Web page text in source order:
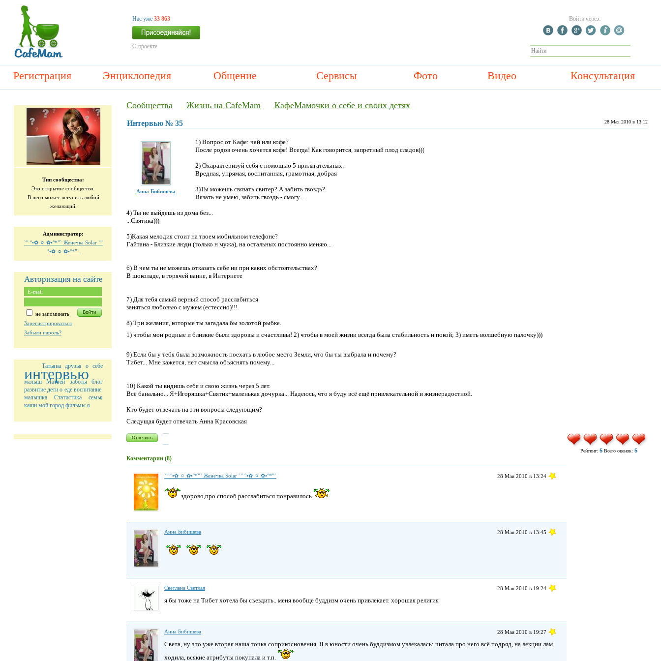
Нас уже 33 863
О проекте
Войти через:
Регистрация Энциклопедия Общение Сервисы Фото Видео Консультация
Тип сообщества:
Это открытое сообщество.
В него может вступить любой
желающий.
Администратор:
`” °•✿ ☼ ✿•°*”` Женечка Solar `”
°•✿ ☼ ✿•°*”`
Авторизация на сайте
не запоминать
Зарегистрироваться
Забыли пароль?
Татьяна друзья о себе
интервью
малыш Матвей заботы
блог
развитие дети о еде воспитание.
малышка
Статистика
семья
каши мой город фильмы я
Сообщества Жизнь на CafeMam КафеМамочки о себе и своих детях
Интервью № 35 28 Мая 2010 в 13:12
Анна Бибишева
1) Вопрос от Кафе: чай или кофе?
После родов очень хочется кофе! Всегда! Как говорится, запретный плод сладок(((
2) Охарактеризуй себя с помощью 5 прилагательных.
Вредная, упрямая, воспитанная, грамотная, добрая
3)Ты можешь связать свитер? А забить гвоздь?
Вязать не умею, забить гвоздь - смогу...
4) Ты не выйдешь из дома без...
...Святика)))
5)Какая мелодия стоит на твоем мобильном телефоне?
Гайтана - Близкие люди (только н мужа), на остальных постоянно меняю...
6) В чем ты не можешь отказать себе ни при каких обстоятельствах?
В шоколаде, в горячей ванне, в Интернете
7) Для тебя самый верный способ расслабиться
заняться любовью с мужем (естессно)!!!
8) Три желания, которые ты загадала бы золотой рыбке.
1) чтобы мои родные и близкие были здоровы и счастливы! 2) чтобы в моей жизни всегда была стабильность и покой; 3) иметь волшебную палочку)))
9) Если бы у тебя была возможность поехать в любое место Земли, что бы ты выбрала и почему?
Тибет... Мне кажется, нет смысла объяснять почему...
10) Какой ты видишь себя и свою жизнь через 5 лет.
Всё банально... Я+Игоряшка+Святик+маленькая дочурка... Надеюсь, что я буду всё ещё привлекательной и жизнерадостной.
Кто будет отвечать на эти вопросы следующим?
Следущая будет отвечать Анна Красовская
Рейтинг: 5Всего оценок: 5
Комментарии (8)
`” °•✿ ☼ ✿•°*”` Женечка Solar `” °•✿ ☼ ✿•°*”` 28 Мая 2010 в 13:24
здорово,про способ расслабиться понравилось
Анна Бибишева 28 Мая 2010 в 13:45
Светлана Светлая 28 Мая 2010 в 19:24
я бы тоже на Тибет хотела бы съездить.. меня вообще буддизм очень привлекает. хорошая религия
Анна Бибишева 28 Мая 2010 в 19:27
Света, ну это уже вторая наша точка соприкосновения. Я в юности очень буддизмом увлекалась: читала про него всё подряд, на лекции лам
ходила, всякие атрибуты покупала и т.п.